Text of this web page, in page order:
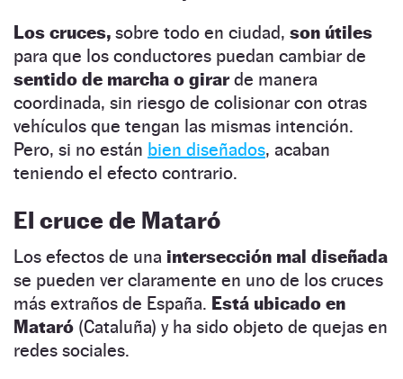
Los cruces, sobre todo en ciudad, son útiles
para que los conductores puedan cambiar de
sentido de marcha o girarde manera
coordinada, sin riesgo de colisionar con otras
vehículos que tengan las mismas intención.
Pero, si no están bien diseñados, acaban
teniendo el efecto contrario.
El cruce de Mataró
Los efectos de una intersección mal diseñada
se pueden ver claramente en uno de los cruces
más extraños de España. Está ubicado en
Mataró (Cataluña) y ha sido objeto de quejas en
redes sociales.